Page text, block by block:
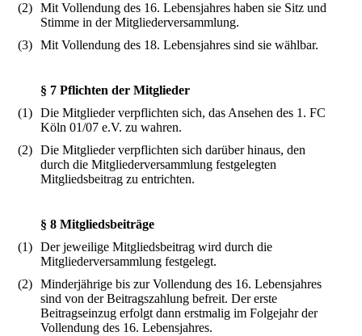
(2)
Mit Vollendung des 16. Lebensjahres haben sie Sitz und
Stimme in der Mitgliederversammlung.
(3)
Mit Vollendung des 18. Lebensjahres sind sie wählbar.
§ 7 Pflichten der Mitglieder
(1)
Die Mitglieder verpflichten sich, das Ansehen des 1. FC
Köln 01/07 e.V. zu wahren.
(2)
Die Mitglieder verpflichten sich darüber hinaus, den
durch die Mitgliederversammlung festgelegten
Mitgliedsbeitrag zu entrichten.
§ 8 Mitgliedsbeiträge
(1)
Der jeweilige Mitgliedsbeitrag wird durch die
Mitgliederversammlung festgelegt.
(2)
Minderjährige bis zur Vollendung des 16. Lebensjahres
sind von der Beitragszahlung befreit. Der erste
Beitragseinzug erfolgt dann erstmalig im Folgejahr der
Vollendung des 16. Lebensjahres.